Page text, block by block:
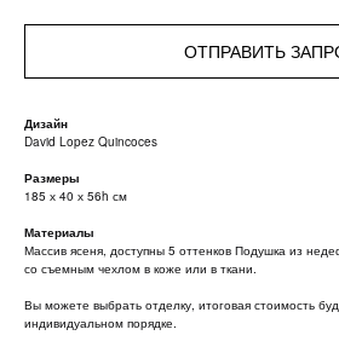
ОТПРАВИТЬ
Дизайн
David Lopez Quincoces
Размеры
185 х 40 х 56h см
Материалы
Массив ясеня, доступны 5 оттенков Подушка из
со съемным чехлом в коже или в ткани.
Вы можете выбрать отделку, итоговая стоимость
индивидуальном порядке.